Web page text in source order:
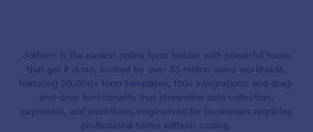
Jotform is the easiest online form builder with powerful forms
that get it done, trusted by over 35 million users worldwide,
featuring 20,000+ form templates, 150+ integrations, and drag-
and-drop functionality that streamline data collection,
payments, and workflows, engineered for businesses requiring
professional forms without coding.